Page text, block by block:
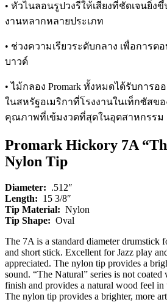
• หัวไนลอนรูปวงรีให้เสียงที่ชัดเจนยิ่ง
งานหลากหลายประเภท
• ช่วงความเรียวระดับกลาง เพื่อการ
บาวด์
• ไม้กลอง Promark ทั้งหมดได้รับการ
ในสหรัฐอเมริกาที่โรงงานในเท็กซัสขอ
คุณภาพที่เข้มงวดที่สุดในอุตสาหกรรม
Promark Hickory 7A
Nylon Tip
Diameter: .512″
Length: 15 3/8″
Tip Material: Nylon
Tip Shape: Oval
The 7A is a standard diameter drumstick
and short stick. Excellent for Jazz play
appreciated. The nylon tip provides a
sound. “The Natural” series is not coated
finish and provides a natural wood feel in
The nylon tip provides a brighter, more